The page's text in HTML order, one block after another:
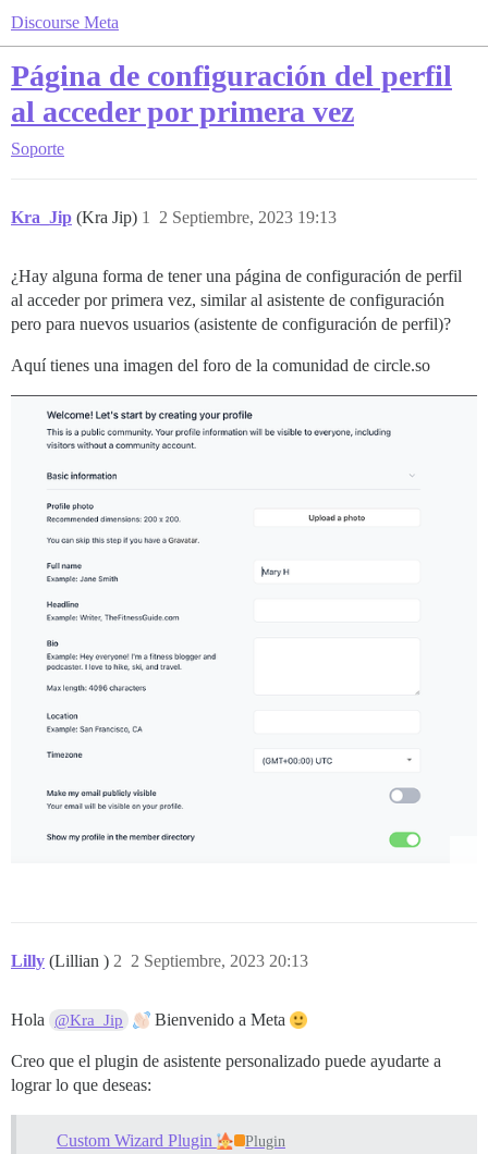
Discourse Meta
Página de configuración del perfil
al acceder por primera vez
Soporte
Kra_Jip (Kra Jip) 2 Septiembre, 2023 19:13
1
¿Hay alguna forma de tener una página de configuración de perfil
al acceder por primera vez, similar al asistente de configuración
pero para nuevos usuarios (asistente de configuración de perfil)?
Aquí tienes una imagen del foro de la comunidad de circle.so
Lilly (Lillian ) 2 Septiembre, 2023 20:13
2
Hola @Kra_Jip Bienvenido a Meta
Creo que el plugin de asistente personalizado puede ayudarte a
lograr lo que deseas:
Custom Wizard Plugin Plugin